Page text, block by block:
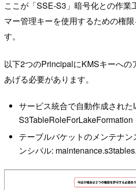
ここが「SSE-S3」暗号化との作業
マー管理キーを使用するための権
す。
以下2つのPrincipalにKMSキーへの
あげる必要があります。
サービス統合で自動作成された
S3TableRoleForLakeFormation
テーブルバケットのメンテナ
ンシパル: